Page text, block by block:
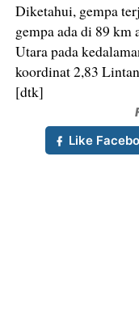
Diketahui, gempa
gempa ada di 89
Utara pada
koordinat 2,83
[dtk]
Like